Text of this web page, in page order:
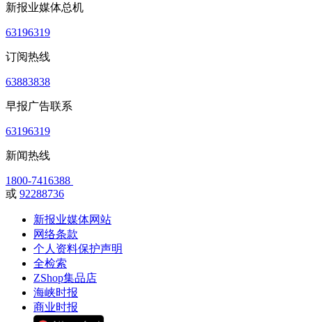
新报业媒体总机
63196319
订阅热线
63883838
早报广告联系
63196319
新闻热线
1800-7416388
或 92288736
新报业媒体网站
网络条款
个人资料保护声明
全检索
ZShop集品店
海峡时报
商业时报